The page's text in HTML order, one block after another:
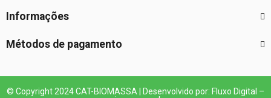
Informações
Métodos de pagamento
© Copyright 2024 CAT-BIOMASSA | Desenvolvido por: Fluxo Digital –